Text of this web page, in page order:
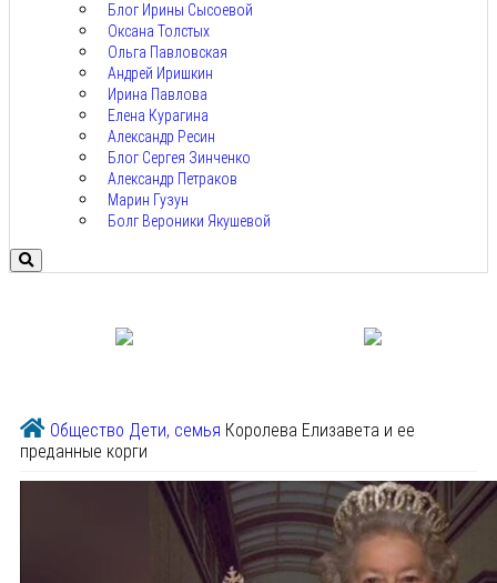
Блог Ирины Сысоевой
Оксана Толстых
Ольга Павловская
Андрей Иришкин
Ирина Павлова
Елена Курагина
Александр Ресин
Блог Сергея Зинченко
Александр Петраков
Марин Гузун
Болг Вероники Якушевой
Общество Дети, семья Королева Елизавета и ее
преданные корги